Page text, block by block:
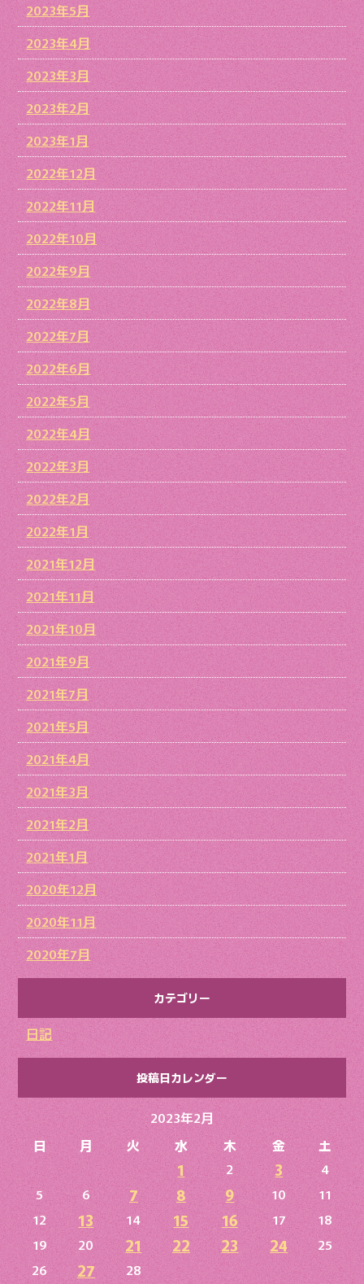
2023年5月
2023年4月
2023年3月
2023年2月
2023年1月
2022年12月
2022年11月
2022年10月
2022年9月
2022年8月
2022年7月
2022年6月
2022年5月
2022年4月
2022年3月
2022年2月
2022年1月
2021年12月
2021年11月
2021年10月
2021年9月
2021年7月
2021年5月
2021年4月
2021年3月
2021年2月
2021年1月
2020年12月
2020年11月
2020年7月
カテゴリー
日記
投稿日カレンダー
2023年2月
日
月 火 水 木 金 土
1 2 3
4
5
6 7 8 9 10
11
12
13 14 15 16 17
18
19
20 21 22 23 24
25
26
27 28